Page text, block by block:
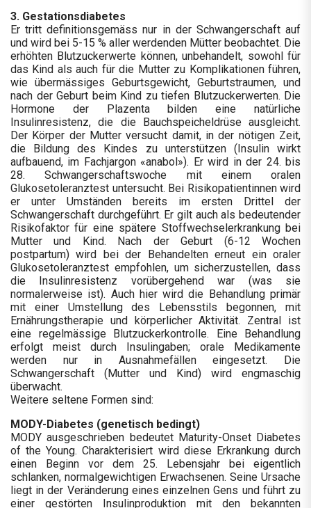
3. Gestationsdiabetes
Er tritt definitionsgemäss nur in der Schwangerschaft auf
und wird bei 5-15 % aller werdenden Mütter beobachtet. Die
erhöhten Blutzuckerwerte können, unbehandelt, sowohl für
das Kind als auch für die Mutter zu Komplikationen führen,
wie übermässiges Geburtsgewicht, Geburtstraumen, und
nach der Geburt beim Kind zu tiefen Blutzuckerwerten. Die
Hormone der Plazenta bilden eine natürliche
Insulinresistenz, die die Bauchspeicheldrüse ausgleicht.
Der Körper der Mutter versucht damit, in der nötigen Zeit,
die Bildung des Kindes zu unterstützen (Insulin wirkt
aufbauend, im Fachjargon «anabol»). Er wird in der 24. bis
28. Schwangerschaftswoche mit einem oralen
Glukosetoleranztest untersucht. Bei Risikopatientinnen wird
er unter Umständen bereits im ersten Drittel der
Schwangerschaft durchgeführt. Er gilt auch als bedeutender
Risikofaktor für eine spätere Stoffwechselerkrankung bei
Mutter und Kind. Nach der Geburt (6-12 Wochen
postpartum) wird bei der Behandelten erneut ein oraler
Glukosetoleranztest empfohlen, um sicherzustellen, dass
die Insulinresistenz vorübergehend war (was sie
normalerweise ist). Auch hier wird die Behandlung primär
mit einer Umstellung des Lebensstils begonnen, mit
Ernährungstherapie und körperlicher Aktivität. Zentral ist
eine regelmässige Blutzuckerkontrolle. Eine Behandlung
erfolgt meist durch Insulingaben; orale Medikamente
werden nur in Ausnahmefällen eingesetzt. Die
Schwangerschaft (Mutter und Kind) wird engmaschig
überwacht.
Weitere seltene Formen sind:
MODY-Diabetes (genetisch bedingt)
MODY ausgeschrieben bedeutet Maturity-Onset Diabetes
of the Young. Charakterisiert wird diese Erkrankung durch
einen Beginn vor dem 25. Lebensjahr bei eigentlich
schlanken, normalgewichtigen Erwachsenen. Seine Ursache
liegt in der Veränderung eines einzelnen Gens und führt zu
einer gestörten Insulinproduktion mit den bekannten